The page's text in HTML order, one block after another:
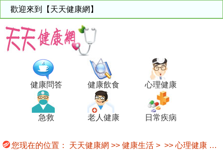
歡迎來到【天天健康網】
健康問答 健康飲食 心理健康
急救 老人健康 日常疾病
您现在的位置： 天天健康網 >> 健康生活 > >> 心理健康